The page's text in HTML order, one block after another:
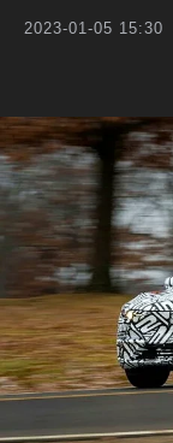
2023-01-05 15:30